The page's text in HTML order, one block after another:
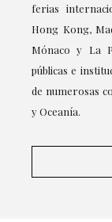
ferias
Hong Kong,
Mónaco y La
públicas e
de numerosas
y Oceanía.